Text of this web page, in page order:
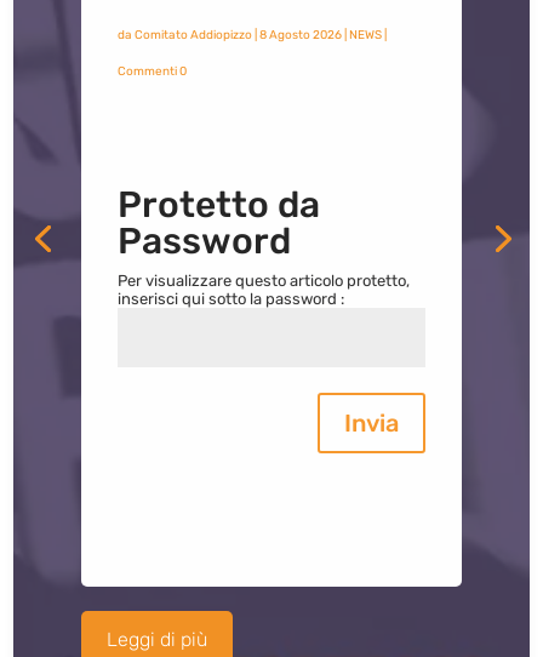
da Comitato Addiopizzo| 8 Agosto 2026| NEWS|
Commenti 0
Protetto da
Password
Per visualizzare questo articolo protetto,
inserisci qui sotto la password :
Invia
Leggi di più